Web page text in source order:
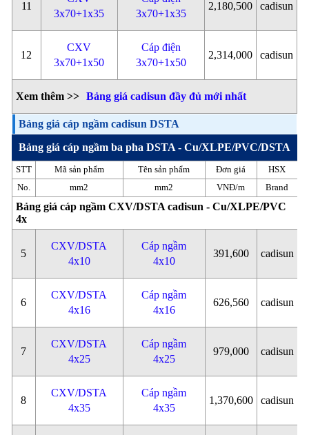
11
3x70+1x35
3x70+1x35
2,180,500 cadisun
12
CXV
3x70+1x50
Cáp điện
3x70+1x50
2,314,000 cadisun
Xem thêm >> Bảng giá cadisun đầy đủ mới nhất
Bảng giá cáp ngầm cadisun DSTA
Bảng giá cáp ngầm ba pha DSTA - Cu/XLPE/PVC/DSTA
STT Mã sản phẩm Tên sản phẩm Đơn giá
HSX
No.
mm2 mm2 VNĐ/m Brand
Bảng giá cáp ngầm CXV/DSTA cadisun - Cu/XLPE/PVC
4x
5
CXV/DSTA
4x10
Cáp ngầm
4x10
391,600 cadisun
6
CXV/DSTA
4x16
Cáp ngầm
4x16
626,560 cadisun
7
CXV/DSTA
4x25
Cáp ngầm
4x25
979,000 cadisun
8
CXV/DSTA
4x35
Cáp ngầm
4x35
1,370,600 cadisun